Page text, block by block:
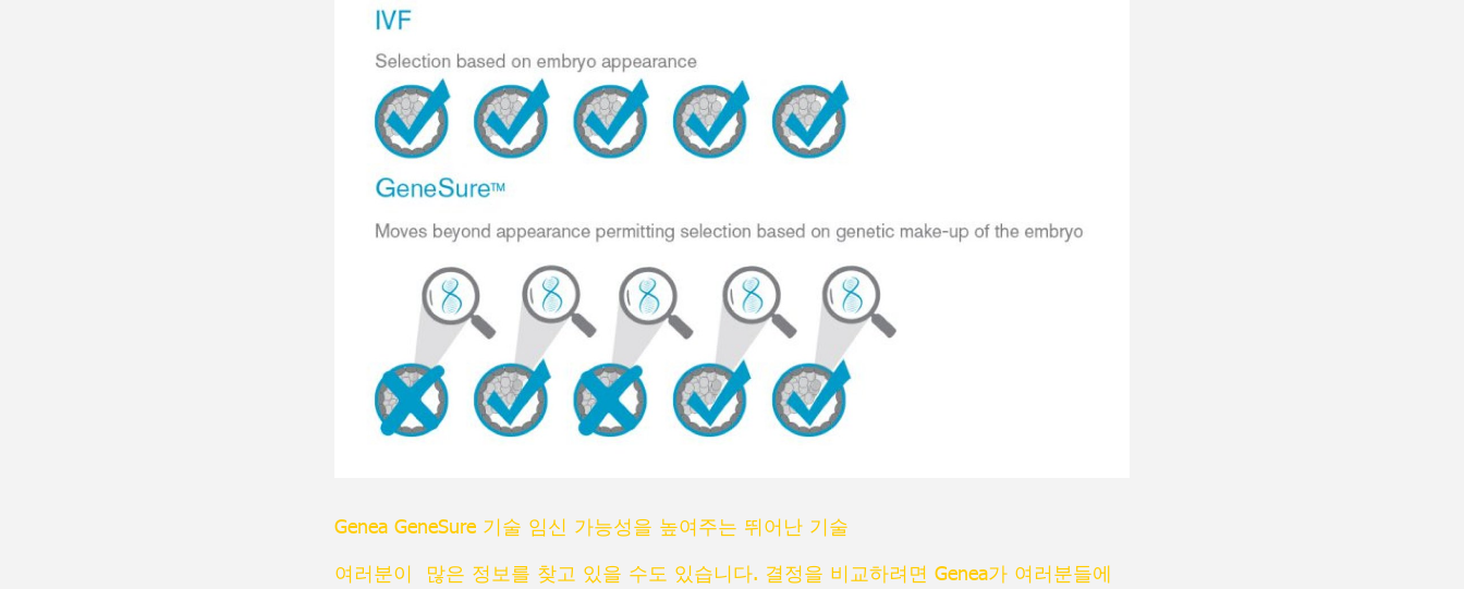
Genea GeneSure 기술 임신 가능성을 높여주는 뛰어난 기술
여러분이 많은 정보를 찾고 있을 수도 있습니다. 결정을 비교하려면 Genea가 여러분들에